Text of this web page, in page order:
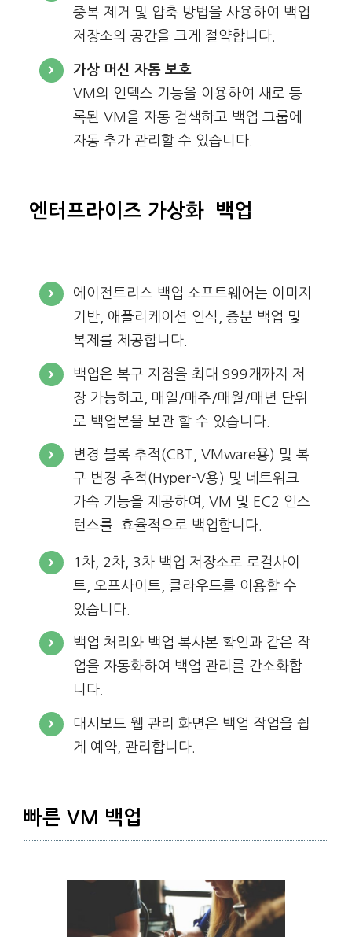
중복 제거 및 압축 방법을 사용하여 백업
저장소의 공간을 크게 절약합니다.
가상 머신 자동 보호
VM의 인덱스 기능을 이용하여 새로 등
록된 VM을 자동 검색하고 백업 그룹에
자동 추가 관리할 수 있습니다.
엔터프라이즈 가상화 백업
에이전트리스 백업 소프트웨어는 이미지
기반, 애플리케이션 인식, 증분 백업 및
복제를 제공합니다.
백업은 복구 지점을 최대 999개까지 저
장 가능하고, 매일/매주/매월/매년 단위
로 백업본을 보관 할 수 있습니다.
변경 블록 추적(CBT, VMware용) 및 복
구 변경 추적(Hyper-V용) 및 네트워크
가속 기능을 제공하여, VM 및 EC2 인스
턴스를 효율적으로 백업합니다.
1차, 2차, 3차 백업 저장소로 로컬사이
트, 오프사이트, 클라우드를 이용할 수
있습니다.
백업 처리와 백업 복사본 확인과 같은 작
업을 자동화하여 백업 관리를 간소화합
니다.
대시보드 웹 관리 화면은 백업 작업을 쉽
게 예약, 관리합니다.
빠른 VM 백업